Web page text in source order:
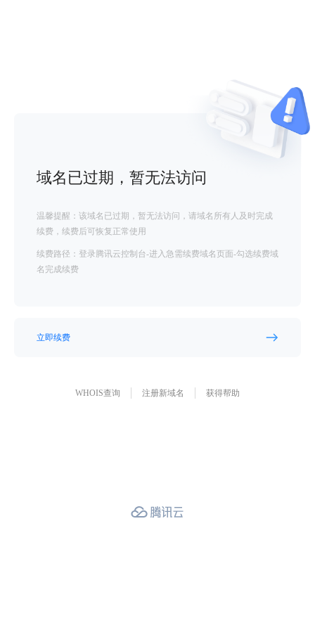
域名已过期，暂无法访问
温馨提醒：该域名已过期，暂无法访问，请域名所有人及时完成
续费，续费后可恢复正常使用
续费路径：登录腾讯云控制台-进入急需续费域名页面-勾选续费域
名完成续费
立即续费
WHOIS查询 注册新域名 获得帮助